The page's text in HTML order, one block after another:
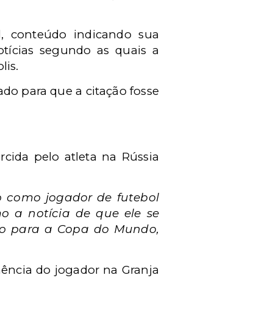
conteúdo indicando sua
segundo as quais a
para que a citação fosse
pelo atleta na Rússia
como jogador de futebol
a notícia de que ele se
para a Copa do Mundo,
do jogador na Granja